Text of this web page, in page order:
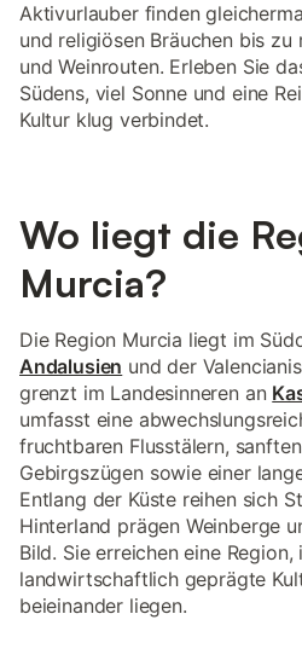
Aktivurlauber finden
und religiösen Bräuchen bis
und Weinrouten. Erleben Sie
Südens, viel Sonne und eine
Kultur klug verbindet.
Wo liegt die
Murcia?
Die Region Murcia liegt im
Andalusien und der
grenzt im Landesinneren an
umfasst eine
fruchtbaren Flusstälern,
Gebirgszügen sowie einer
Entlang der Küste reihen sich
Hinterland prägen Weinberge
Bild. Sie erreichen eine
landwirtschaftlich geprägte
beieinander liegen.